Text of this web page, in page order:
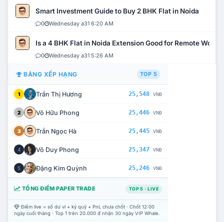
Smart Investment Guide to Buy 2 BHK Flat in Noida
0 Wednesday a31 6:20 AM
Is a 4 BHK Flat in Noida Extension Good for Remote Work?
0 Wednesday a31 5:26 AM
BẢNG XẾP HẠNG TOP 5
1 Trần Thị Hương 25,548 VNĐ
2 Võ Hữu Phong 25,446 VNĐ
3 Trần Ngọc Hà 25,445 VNĐ
4 Võ Duy Phong 25,347 VNĐ
5 Đặng Kim Quỳnh 25,246 VNĐ
TỔNG ĐIỂM PAPER TRADE TOP 5 · LIVE
Điểm live = số dư ví + ký quỹ + PnL chưa chốt · Chốt 12:00
ngày cuối tháng · Top 1 trên 20.000 đ nhận 30 ngày VIP Whale.